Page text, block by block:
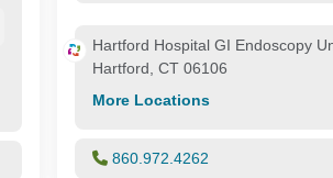
Hartford Hospital GI Endoscopy
Hartford, CT 06106
More Locations
860.972.4262